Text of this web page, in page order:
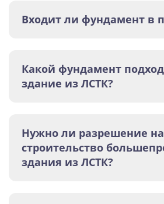
Входит ли фундамент в
Какой фундамент
здание из ЛСТК?
Нужно ли разрешение на
строительство
здания из ЛСТК?